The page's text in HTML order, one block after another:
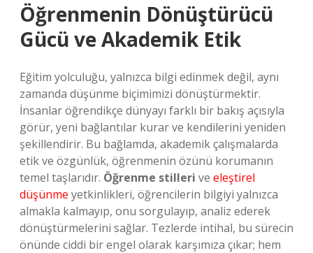
Öğrenmenin Dönüştürücü
Gücü ve Akademik Etik
Eğitim yolculuğu, yalnızca bilgi edinmek değil, aynı
zamanda düşünme biçimimizi dönüştürmektir.
İnsanlar öğrendikçe dünyayı farklı bir bakış açısıyla
görür, yeni bağlantılar kurar ve kendilerini yeniden
şekillendirir. Bu bağlamda, akademik çalışmalarda
etik ve özgünlük, öğrenmenin özünü korumanın
temel taşlarıdır. Öğrenme stilleri ve eleştirel
düşünme yetkinlikleri, öğrencilerin bilgiyi yalnızca
almakla kalmayıp, onu sorgulayıp, analiz ederek
dönüştürmelerini sağlar. Tezlerde intihal, bu sürecin
önünde ciddi bir engel olarak karşımıza çıkar; hem